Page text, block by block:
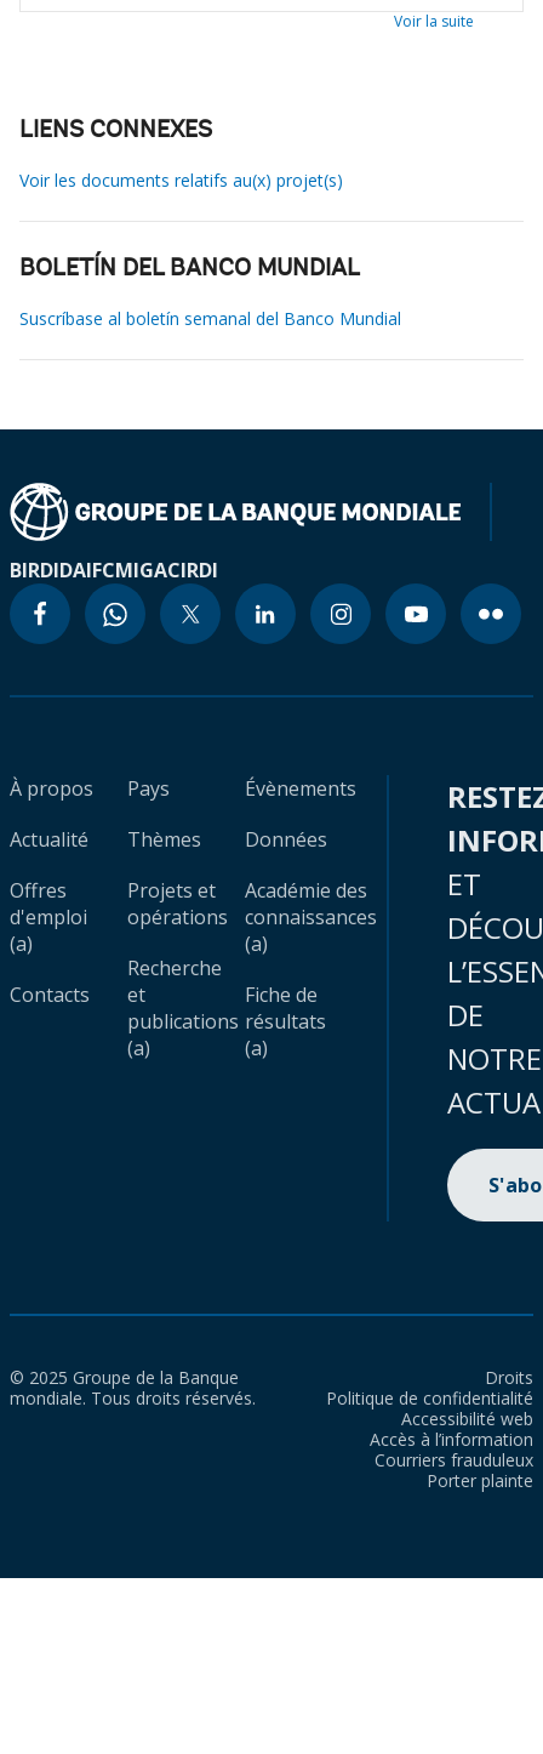
Voir la suite
LIENS CONNEXES
Voir les documents relatifs au(x) projet(s)
BOLETÍN DEL BANCO MUNDIAL
Suscríbase al boletín semanal del Banco Mundial
BIRDIDAIFCMIGACIRDI
À propos
Actualité
Offres
d'emploi
(a)
Contacts
Pays
Thèmes
Projets et
opérations
Recherche
et
publications
(a)
Évènements
Données
Académie des
connaissances
(a)
Fiche de
résultats
(a)
ET
DE
NOTRE
© 2025 Groupe de la Banque
mondiale. Tous droits réservés.
Droits
Politique de confidentialité
Accessibilité web
Accès à l’information
Courriers frauduleux
Porter plainte